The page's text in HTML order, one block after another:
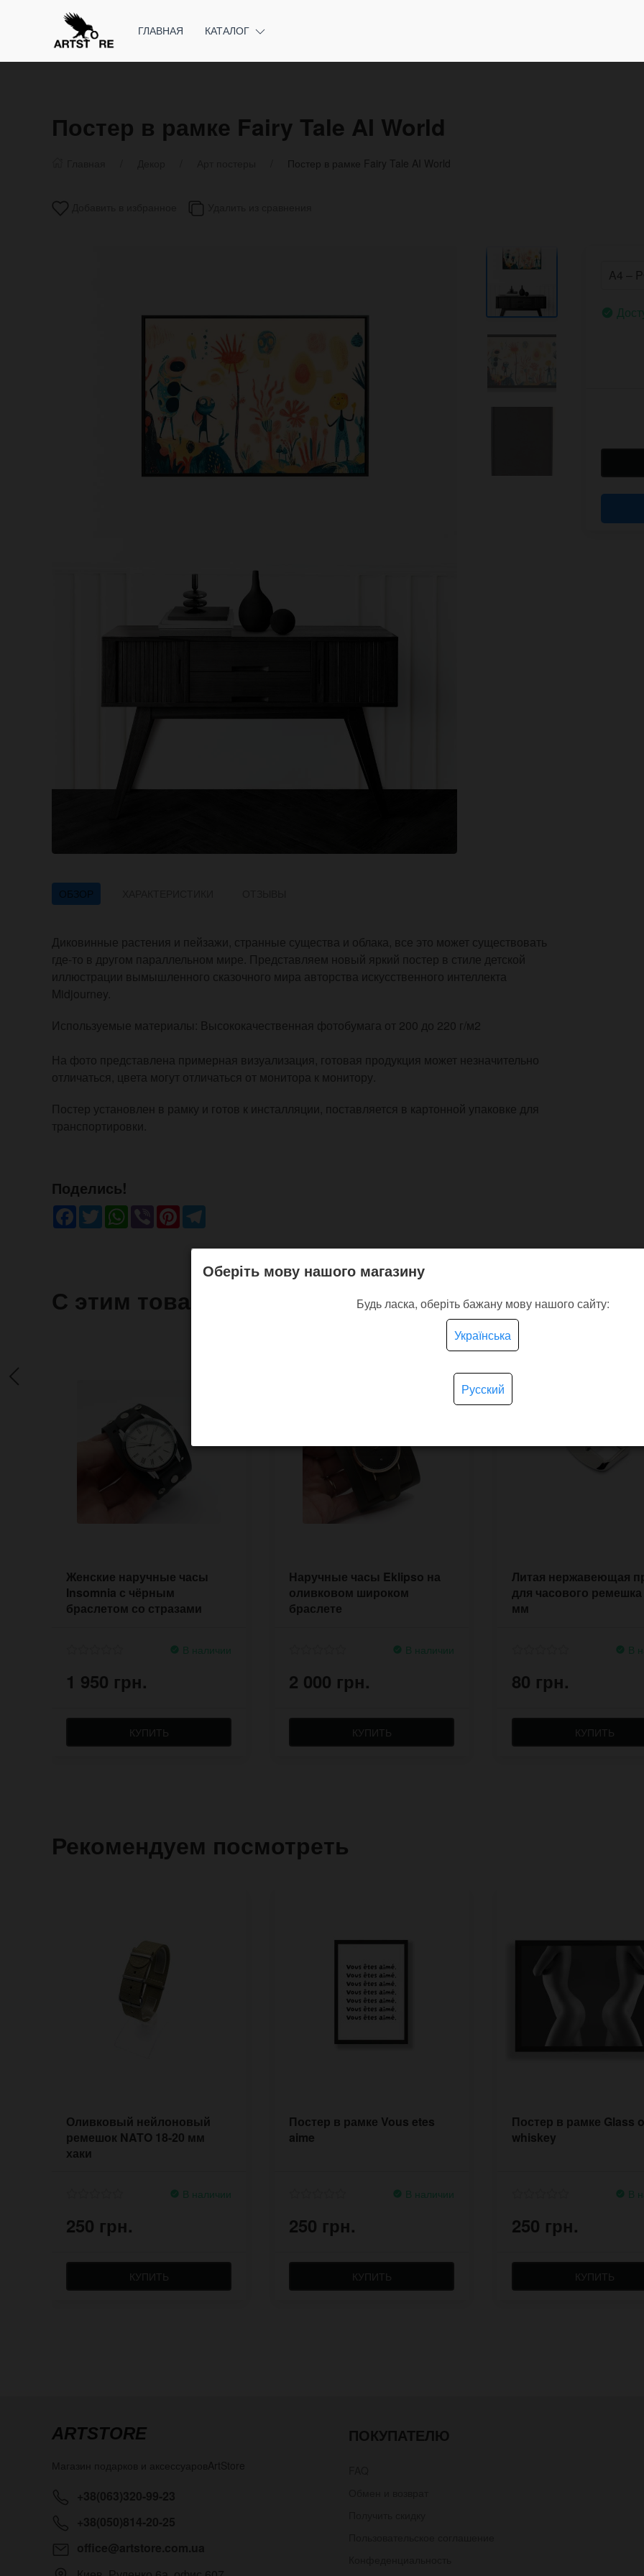
ГЛАВНАЯ КАТАЛОГ
Постер в рамке Fairy Tale AI World
Постер в рамке Fairy Tale AI World
ОБЗОР
Диковинные растения и пейзажи, странные существа и облака, все это может существовать
где-то в другом параллельном мире. Представляем новый яркий постер в стиле детской
иллюстрации вымышленного сказочного мира авторства искусственного интеллекта
Midjourney.
Используемые материалы: Высококачественная фотобумага от 200 до 220 г/м2
На фото представлена примерная визуализация, готовая продукция может незначительно
отличаться, цвета могут отличаться от монитора к монитору.
Постер установлен в рамку и готов к инсталляции, поставляется в картонной упаковке для
транспортировки.
Поделись!
Facebook
TwitterWhatsApp
ViberPinterest
С этим товаром часто покупают
Женские наручные часы
Insomnia с чёрным
браслетом со стразами
В наличии
1 950 грн.
КУПИТЬ
Наручные часы Eklipso на
оливковом широком
браслете
В наличии
2 000 грн.
КУПИТЬ
Литая нержавеющая
для часового ремешка
мм
В
80 грн.
КУПИТЬ
Рекомендуем посмотреть
Оливковый нейлоновый
ремешок NATO 18-20 мм
хаки
В наличии
250 грн.
КУПИТЬ
Постер в рамке Vous etes
aime
В наличии
250 грн.
КУПИТЬ
Постер в рамке Glass
whiskey
В
250 грн.
КУПИТЬ
ARTSTORE ПОКУПАТЕЛЮ
Оберіть мову нашого магазину
Будь ласка, оберіть бажану мову нашого сайту:
Українська
Русский